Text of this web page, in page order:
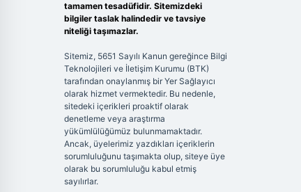
tamamen tesadüfidir. Sitemizdeki
bilgiler taslak halindedir ve tavsiye
niteliği taşımazlar.
Sitemiz, 5651 Sayılı Kanun gereğince Bilgi
Teknolojileri ve İletişim Kurumu (BTK)
tarafından onaylanmış bir Yer Sağlayıcı
olarak hizmet vermektedir. Bu nedenle,
sitedeki içerikleri proaktif olarak
denetleme veya araştırma
yükümlülüğümüz bulunmamaktadır.
Ancak, üyelerimiz yazdıkları içeriklerin
sorumluluğunu taşımakta olup, siteye üye
olarak bu sorumluluğu kabul etmiş
sayılırlar.